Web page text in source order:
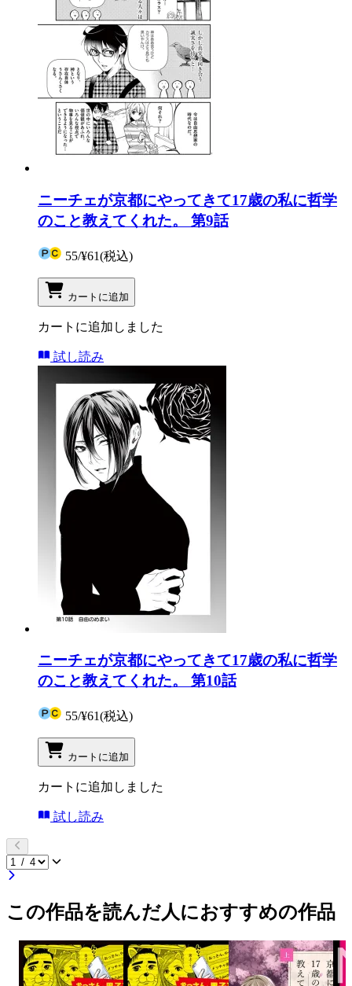
ニーチェが京都にやってきて17歳の私に哲学
のこと教えてくれた。 第9話
55/¥61(税込)
カートに追加
カートに追加しました
試し読み
ニーチェが京都にやってきて17歳の私に哲学
のこと教えてくれた。 第10話
55/¥61(税込)
カートに追加
カートに追加しました
試し読み
この作品を読んだ人におすすめの作品